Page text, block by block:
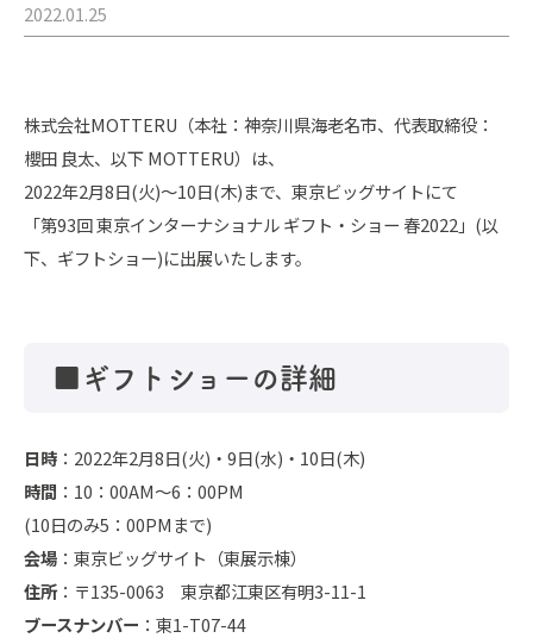
2022.01.25
株式会社MOTTERU（本社：神奈川県海老名市、代表取締役：
櫻田 良太、以下 MOTTERU）は、
2022年2月8日(火)～10日(木)まで、東京ビッグサイトにて
「第93回 東京インターナショナル ギフト・ショー 春2022」(以
下、ギフトショー)に出展いたします。
■ギフトショーの詳細
日時 ：2022年2月8日(火)・9日(水)・10日(木)
時間 ：10：00AM～6：00PM
(10日のみ5：00PMまで)
会場 ：東京ビッグサイト（東展示棟）
住所：〒135-0063 東京都江東区有明3-11-1
ブースナンバー ：東1-T07-44